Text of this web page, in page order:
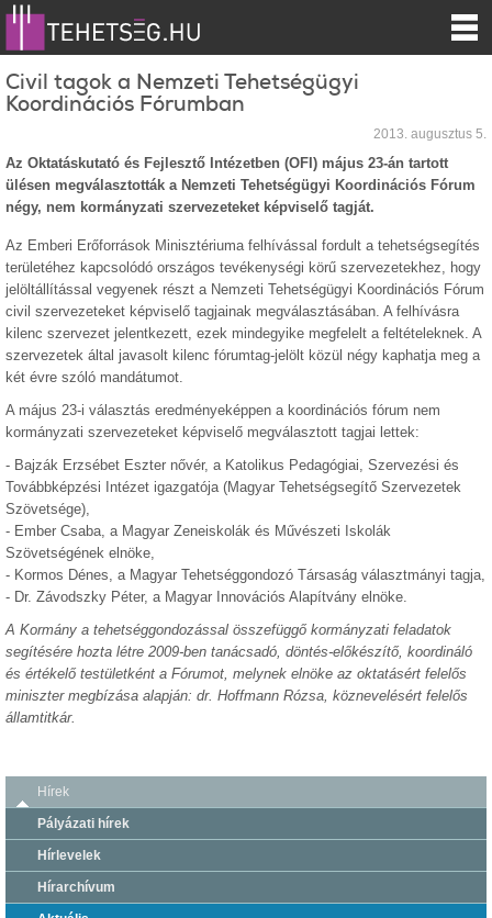
Civil tagok a Nemzeti Tehetségügyi
Koordinációs Fórumban
2013. augusztus 5.
Az Oktatáskutató és Fejlesztő Intézetben (OFI) május 23-án tartott
ülésen megválasztották a Nemzeti Tehetségügyi Koordinációs Fórum
négy, nem kormányzati szervezeteket képviselő tagját.
Az Emberi Erőforrások Minisztériuma felhívással fordult a tehetségsegítés
területéhez kapcsolódó országos tevékenységi körű szervezetekhez, hogy
jelöltállítással vegyenek részt a Nemzeti Tehetségügyi Koordinációs Fórum
civil szervezeteket képviselő tagjainak megválasztásában. A felhívásra
kilenc szervezet jelentkezett, ezek mindegyike megfelelt a feltételeknek. A
szervezetek által javasolt kilenc fórumtag-jelölt közül négy kaphatja meg a
két évre szóló mandátumot.
A május 23-i választás eredményeképpen a koordinációs fórum nem
kormányzati szervezeteket képviselő megválasztott tagjai lettek:
- Bajzák Erzsébet Eszter nővér, a Katolikus Pedagógiai, Szervezési és
Továbbképzési Intézet igazgatója (Magyar Tehetségsegítő Szervezetek
Szövetsége),
- Ember Csaba, a Magyar Zeneiskolák és Művészeti Iskolák
Szövetségének elnöke,
- Kormos Dénes, a Magyar Tehetséggondozó Társaság választmányi tagja,
- Dr. Závodszky Péter, a Magyar Innovációs Alapítvány elnöke.
A Kormány a tehetséggondozással összefüggő kormányzati feladatok
segítésére hozta létre 2009-ben tanácsadó, döntés-előkészítő, koordináló
és értékelő testületként a Fórumot, melynek elnöke az oktatásért felelős
miniszter megbízása alapján: dr. Hoffmann Rózsa, köznevelésért felelős
államtitkár.
Hírek
Pályázati hírek
Hírlevelek
Hírarchívum